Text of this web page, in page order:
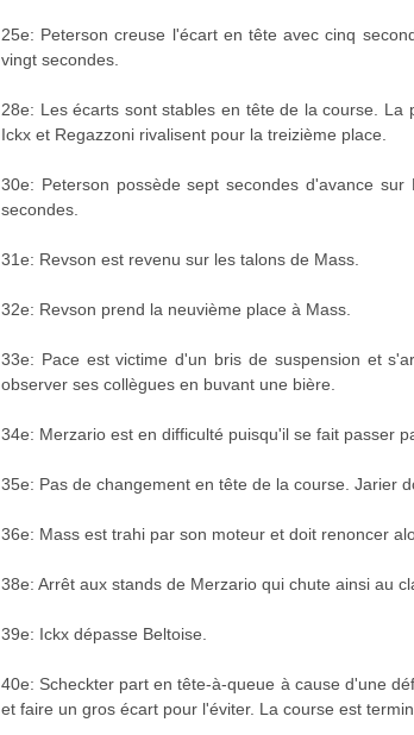
25e: Peterson creuse l'écart en tête avec cinq
vingt secondes.
28e: Les écarts sont stables en tête de la course.
Ickx et Regazzoni rivalisent pour la treizième place.
30e: Peterson possède sept secondes d'avance
secondes.
31e: Revson est revenu sur les talons de Mass.
32e: Revson prend la neuvième place à Mass.
33e: Pace est victime d'un bris de suspension et
observer ses collègues en buvant une bière.
34e: Merzario est en difficulté puisqu'il se fait passer
35e: Pas de changement en tête de la course. Jarier
36e: Mass est trahi par son moteur et doit renoncer
38e: Arrêt aux stands de Merzario qui chute ainsi au
39e: Ickx dépasse Beltoise.
40e: Scheckter part en tête-à-queue à cause d'une
et faire un gros écart pour l'éviter. La course est